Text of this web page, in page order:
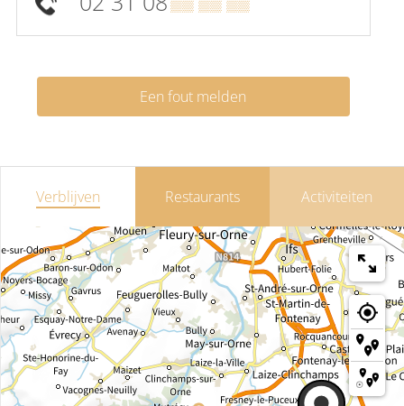
Een fout melden
Verblijven Restaurants Activiteiten